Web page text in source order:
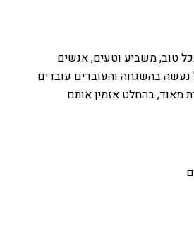
טוב, משביע וטעים, אנשים
נעשה בהשגחה והעובדים עובדים
מאוד, בהחלט אזמין אותם